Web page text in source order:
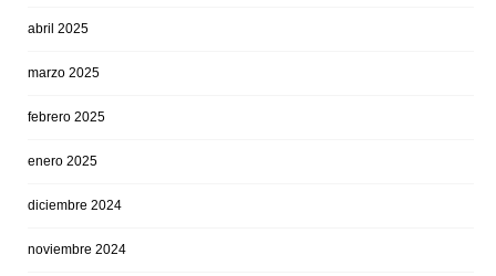
abril 2025
marzo 2025
febrero 2025
enero 2025
diciembre 2024
noviembre 2024